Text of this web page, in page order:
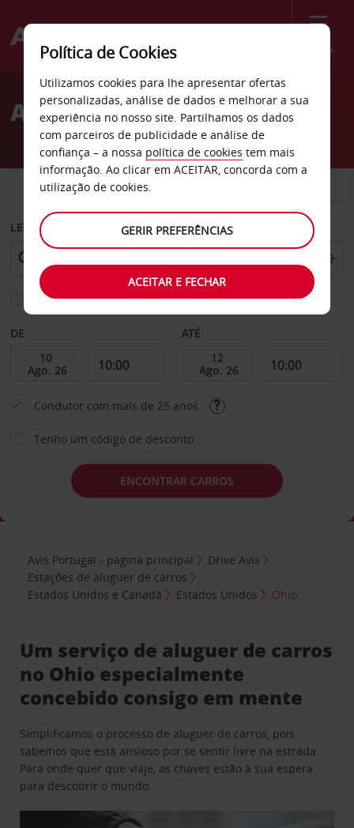
Menu
Welcome
AvisAluguer de carros Ohio
CARRO
LEVANTAR EM
Escolher uma estação de devolução diferente
DE ATÉ
Condutor com mais de 25 anos
Tenho um código de desconto
ENCONTRAR CARROS
Avis Portugal - página principal
Drive Avis
Estações de aluguer de carros
Estados Unidos e Canadá
Estados Unidos Ohio
Um serviço de aluguer de carros
no Ohio especialmente
concebido consigo em mente
Simplificamos o processo de aluguer de carros, pois
sabemos que está ansioso por se sentir livre na estrada.
Para onde quer que viaje, as chaves estão à sua espera
para descobrir o mundo.
Política de Cookies
Utilizamos cookies para lhe apresentar ofertas
personalizadas, análise de dados e melhorar a sua
experiência no nosso site. Partilhamos os dados
com parceiros de publicidade e análise de
confiança – a nossa política de cookies tem mais
informação. Ao clicar em ACEITAR, concorda com a
utilização de cookies.
GERIR PREFERÊNCIAS
ACEITAR E FECHAR